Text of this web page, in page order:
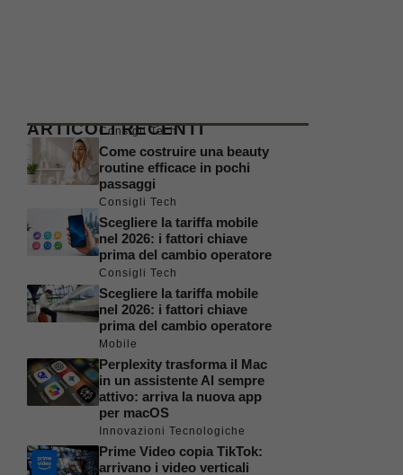
ARTICOLI RECENTI
Consigli Tech
Come costruire una beauty
routine efficace in pochi
passaggi
Consigli Tech
Scegliere la tariffa mobile
nel 2026: i fattori chiave
prima del cambio operatore
Consigli Tech
Scegliere la tariffa mobile
nel 2026: i fattori chiave
prima del cambio operatore
Mobile
Perplexity trasforma il Mac
in un assistente AI sempre
attivo: arriva la nuova app
per macOS
Innovazioni Tecnologiche
Prime Video copia TikTok:
arrivano i video verticali